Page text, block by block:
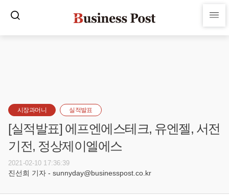
시장과머니 실적발표
[실적발표] 에프엔에스테크, 유엔젤, 서전
기전, 정상제이엘에스
2021-02-10 17:36:39
진선희 기자 - sunnyday@businesspost.co.kr